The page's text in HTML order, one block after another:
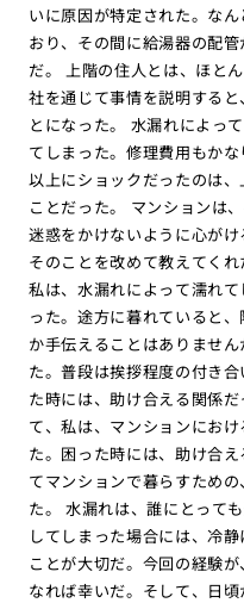
いに原因が特定された。な
おり、その間に給湯器の配
だ。 上階の住人とは、ほと
社を通じて事情を説明する
とになった。 水漏れによっ
てしまった。修理費用もか
以上にショックだったのは
ことだった。 マンションは
迷惑をかけないように心がけ
そのことを改めて教えてく
私は、水漏れによって濡れ
った。途方に暮れていると
か手伝えることはありませ
た。普段は挨拶程度の付き
た時には、助け合える関係
て、私は、マンションにお
た。困った時には、助け合
てマンションで暮らすため
た。 水漏れは、誰にとって
してしまった場合には、冷
ことが大切だ。今回の経験
なれば幸いだ。そして、日